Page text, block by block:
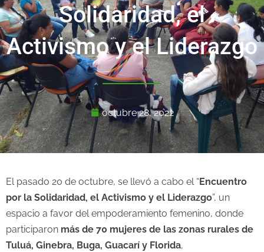
Solidaridad, el
Activismo y el Liderazgo
octubre 28, 2022
El pasado 20 de octubre, se llevó a cabo el “ Encuentro
por la Solidaridad, el Activismo y el Liderazgo”, un
espacio a favor del empoderamiento femenino, donde
participaron más de 70 mujeres de las zonas rurales de
Tuluá, Ginebra, Buga, Guacarí y Florida,